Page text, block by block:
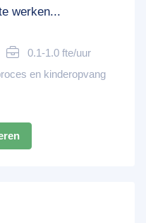
werken...
0.1-1.0 fte/uur
en kinderopvang